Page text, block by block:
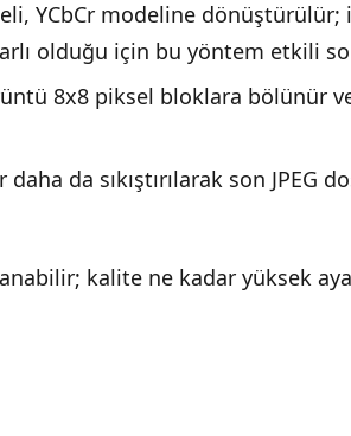
YCbCr modeline dönüştürülür;
olduğu için bu yöntem etkili
8x8 piksel bloklara bölünür
da sıkıştırılarak son JPEG
kalite ne kadar yüksek